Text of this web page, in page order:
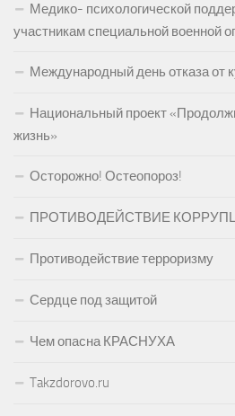
Медико- психологической
участникам специальной военной
Международный день отказа от
Национальный проект
жизнь»
Осторожно! Остеопороз!
ПРОТИВОДЕЙСТВИЕ
Противодействие терроризму
Сердце под защитой
Чем опасна КРАСНУХА
Takzdorovo.ru